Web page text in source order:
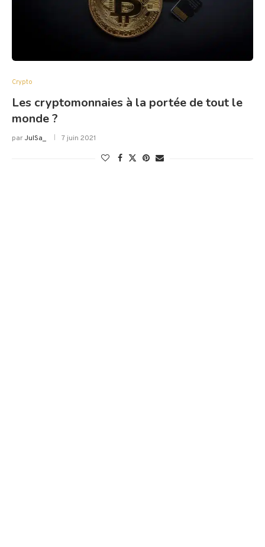
Crypto
Les cryptomonnaies à la portée de tout le
monde ?
parJulSa_ 7 juin 2021